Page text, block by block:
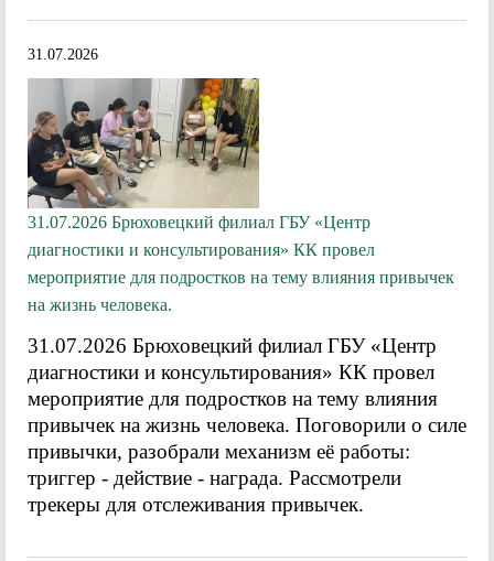
31.07.2026
31.07.2026 Брюховецкий филиал ГБУ «Центр
диагностики и консультирования» КК провел
мероприятие для подростков на тему влияния привычек
на жизнь человека.
31.07.2026 Брюховецкий филиал ГБУ «Центр
диагностики и консультирования» КК провел
мероприятие для подростков на тему влияния
привычек на жизнь человека. Поговорили о силе
привычки, разобрали механизм её работы:
триггер - действие - награда. Рассмотрели
трекеры для отслеживания привычек.